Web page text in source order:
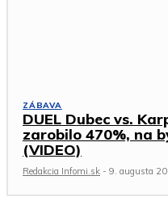
ZÁBAVA
DUEL Dubec vs.
zarobilo 470%, na
(VIDEO)
Redakcia Infomi.sk - 9. augusta